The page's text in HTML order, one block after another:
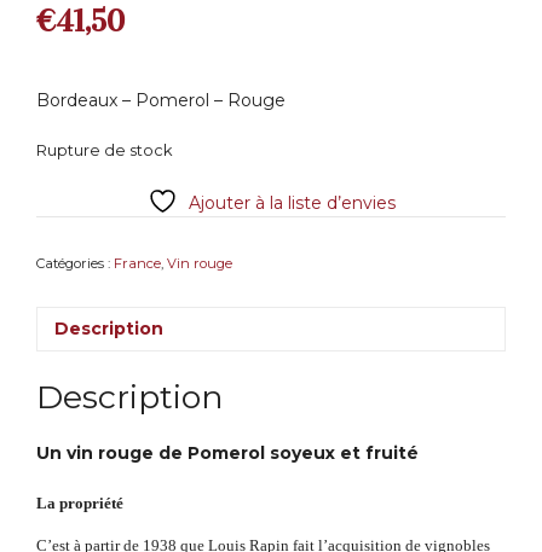
€41,50
Bordeaux – Pomerol – Rouge
Rupture de stock
Ajouter à la liste d’envies
Catégories : France Vin rouge
Description
Description
Un vin rouge de Pomerol soyeux et fruité
La propriété
C’est à partir de 1938 que Louis Rapin fait l’acquisition de vignobles